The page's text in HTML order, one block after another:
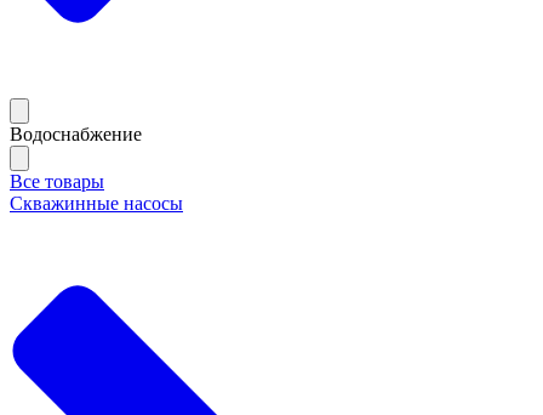
Водоснабжение
Все товары
Скважинные насосы